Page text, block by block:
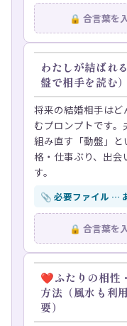
🔒 合言葉を
わたしが結ばれ
盤で相手を読む）
将来の結婚相手は
むプロンプトです
組み直す「動盤」と
格・仕事ぶり、出会
す。
📎 必要ファイル …
🔒 合言葉を
❤ふたりの相性
方法（風水も利
要）